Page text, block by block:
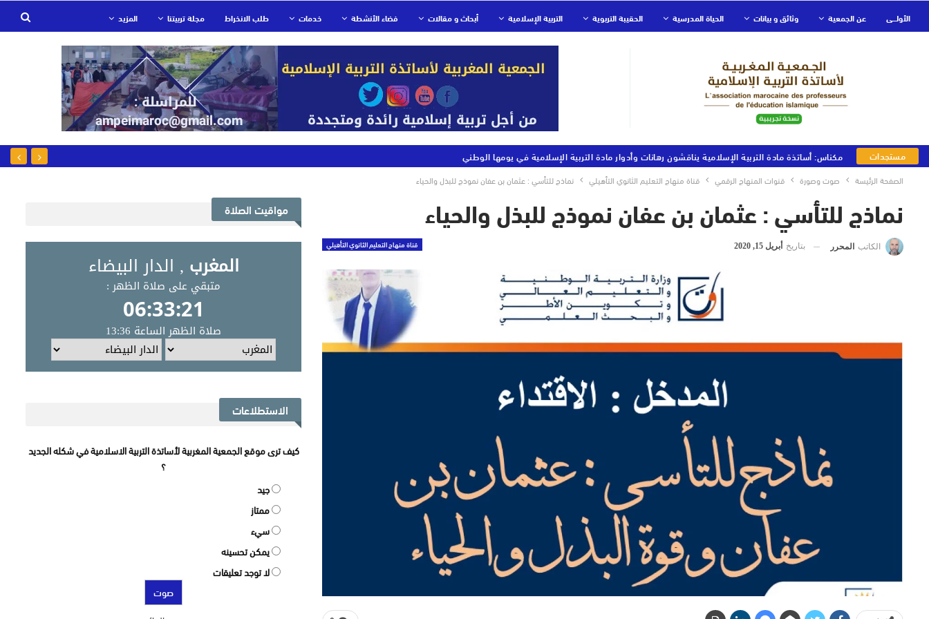
مستجدات
الجمعية
مكناس: أساتذة مادة التربية الإسلامية يناقشون رهانات وأدوار مادة التربية الإسلامية في يومها الوطني
الأولـــى عن الجمعية وثائق و بيانات الحياة المدرسية الحقيبة التربوية التربية الإسلامية أبحاث و مقالات فضاء الأنشطة خدمات طلب الانخراط مجلة تربيتنا المزيد
الصفحة الرئيسة صوت وصورة قنوات المنهاج الرقمي قناة منهاج التعليم الثانوي التأهيلي نماذج للتأسي : عثمان بن عفان نموذج للبذل والحياء
نماذج للتأسي : عثمان بن عفان نموذج للبذل والحياء
قناة منهاج التعليم الثانوي التأهيلي الكاتب المحرر بتاريخ أبريل 15, 2020
مواقيت الصلاة
الاستطلاعات
كيف ترى موقع الجمعية المغربية لأساتذة التربية الاسلامية في شكله الجديد
؟
جيد
ممتاز
سيء
يمكن تحسينه
لا توجد تعليقات